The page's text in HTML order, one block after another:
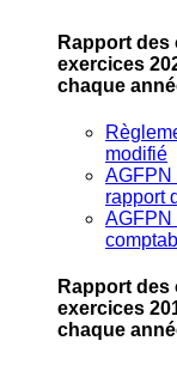
Rapport
exercices
chaque
modifié
AGFPN
rapport
AGFPN
Rapport
exercices
chaque